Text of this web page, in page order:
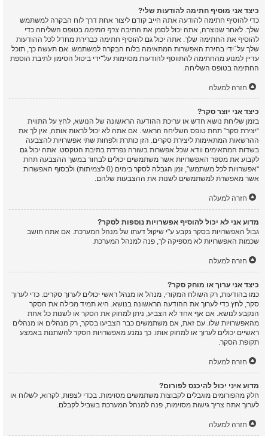
כיצד אני מוסיף חתימה להודעות שלי?
כדי להוסיף חתימה להודעה אתה חייב קודם ליצור אחת דרך לוח הבקרה למשתמש
שלך. לאחר שנוצרה, אתה יכול לסמן את התיבה צרף חתימה בטופס השליחה כדי
להוסיף את החתימה שלך. אתה יכול גם להוסיף חתימה כברירת מחדל לכל ההודעות
שלך על־ידי בחירת האפשרות המתאימה בלוח הבקרה למשתמש. אם תעשה כך, תוכל
עדיין למנוע מהחתימה להתווסף להודעות מסוימות על־ידי ביטול הסימון לתיבת הוספת
החתימה בטופס השליחה.
חזרה למעלה
כיצד אני יוצר סקר?
בזמן שליחת נושא חדש או עריכת ההודעה הראשונה של הנושא, לחץ על התווית
“יצירת סקר” תחת טופס השליחה הראשי. אם אתה לא יכול לראות אותה, אין לך את
ההרשאות המתאימות ליצירת סקרים. הזן כותרת ולפחות שתי אפשרויות להצבעה
בשדות המתאימים וודא שכל אפשרות בשורה נפרדת בתיבת הטקסט. אתה יכול גם
לקבוע את מספר האפשרויות אשר משתמשים יכולים לבחור במשך ההצבעה תחת
“אפשרויות לכל משתמש”, זמן הגבלה לסקר בימים (0 לצמיתות) ולבסוף האפשרות
אשר מאפשרת למשתמשים לשנות את ההצבעות שלהם.
חזרה למעלה
מדוע אני לא יכול להוסיף אפשרויות נוספות לסקר?
גבול האפשרויות בסקר נקבע ע"י שיקול דעתו של מנהל המערכת. אם אתה חושב
שכמות האפשרויות לא מספיקה לך, פנה למנהל המערכת.
חזרה למעלה
כיצד אני ערוך או מוחק סקר?
כמו בהודעות, רק השולח המקורי, מנהל או מנהל ראשי יכולים לערוך סקרים. כדי לערוך
סקר, לחץ כדי לערוך את ההודעה הראשונה בנושא. היא תמיד מכילה את הסקר
הנקבע לנושא. אם אף אחד לא הצביע, ניתן למחוק את הסקר או לשנות כל אחת
מהאפשרויות שלו. עם זאת, אם משתמשים כבר הצביעו בסקר, רק מנהלים או מנהלים
ראשיים יכולים לערוך או למחוק אותו. כך נמנע מאפשרויות הסקר להשתנות באמצע
תקופת הסקר.
חזרה למעלה
מדוע איני יכול להיכנס לפורום?
חלק מהפורומים מוגבלים לקבוצות משתמשים מסוימות. בכדי לצפות, לקרוא, לשלוח או
לערוך אתה צריך גישות מסוימות, פנה למנהל המערכת בשביל לקבלם.
חזרה למעלה